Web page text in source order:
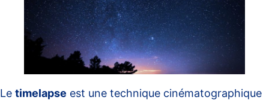
Le timelapse est une technique cinématographique